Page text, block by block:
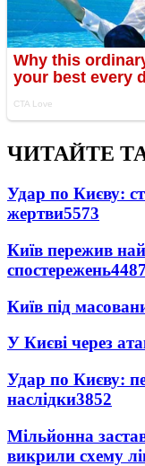
ЧИТАЙТЕ
Удар по Києву:
жертви5573
Київ пережив
спостережень4487
Київ під
У Києві через
Удар по Києву:
наслідки3852
Мільйонна
викрили схему